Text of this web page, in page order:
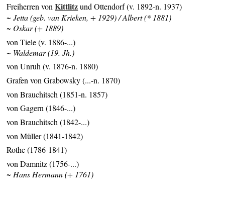
Freiherren vonKittlitzund Ottendorf (v. 1892-n. 1937)
~ Jetta (geb. van Krieken, + 1929) / Albert (* 1881)
~ Oskar (+ 1889)
von Tiele (v. 1886-...)
~ Waldemar (19. Jh.)
von Unruh (v. 1876-n. 1880)
Grafen von Grabowsky (...-n. 1870)
von Brauchitsch (1851-n. 1857)
von Gagern (1846-...)
von Brauchitsch (1842-...)
von Müller (1841-1842)
Rothe (1786-1841)
von Damnitz (1756-...)
~ Hans Hermann (+ 1761)